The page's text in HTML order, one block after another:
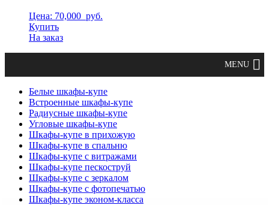
Цена: 70,000 руб.
Купить
На заказ
Белые шкафы-купе
Встроенные шкафы-купе
Радиусные шкафы-купе
Угловые шкафы-купе
Шкафы-купе в прихожую
Шкафы-купе в спальню
Шкафы-купе с витражами
Шкафы-купе пескоструй
Шкафы-купе с зеркалом
Шкафы-купе с фотопечатью
Шкафы-купе эконом-класса